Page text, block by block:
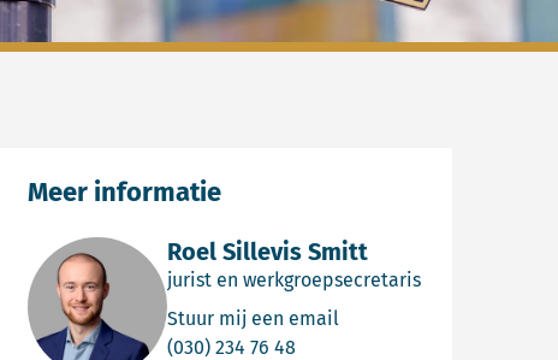
Roel Sillevis Smitt
jurist en werkgroepsecretaris
Stuur mij een email
(030) 234 76 48
Meer informatie